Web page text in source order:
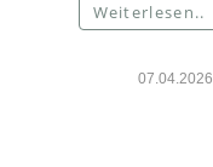
Weiterlesen..
07.04.2026